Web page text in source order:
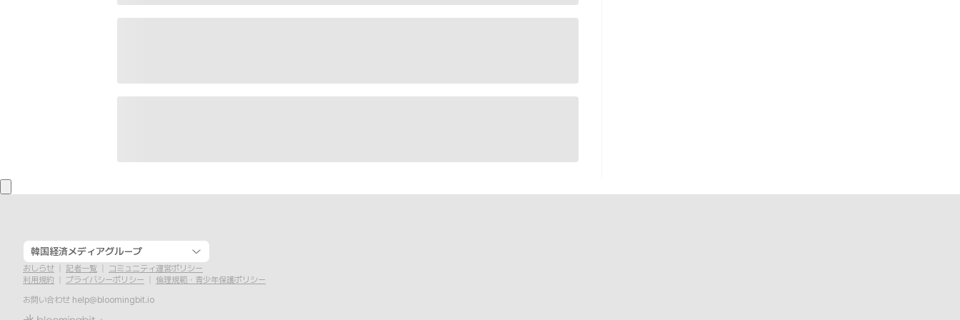
韓国経済メディアグループ
おしらせ 記者一覧
コミュニティ運営ポリシー
利用規約
プライバシーポリシー
倫理規範・青少年保護ポリシー
お問い合わせ help@bloomingbit.io